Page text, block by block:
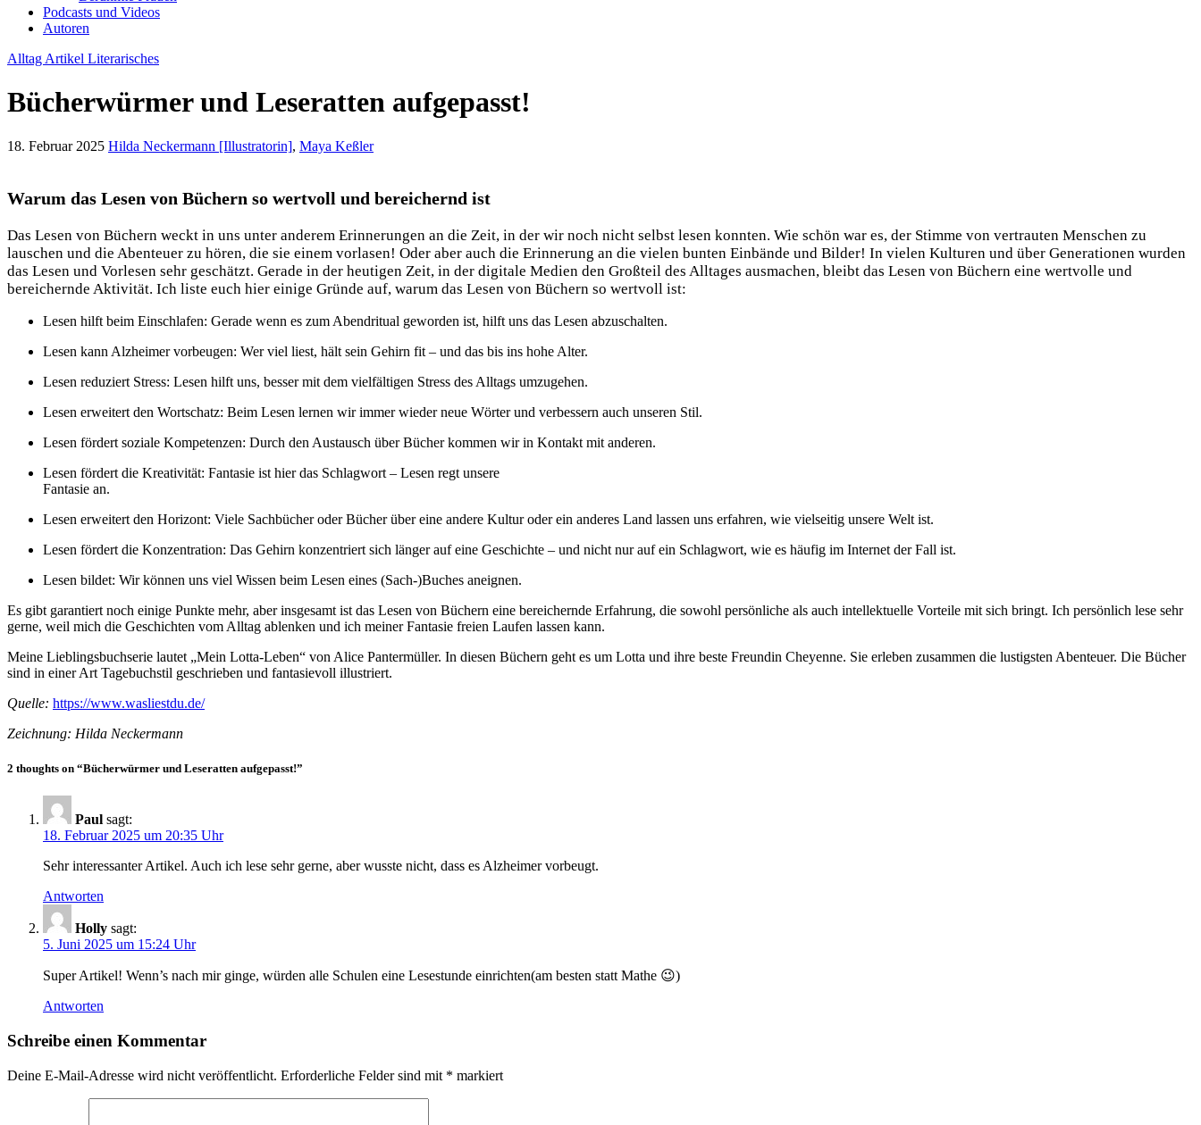
Podcasts und Videos
Autoren
Alltag Artikel Literarisches
Bücherwürmer und Leseratten aufgepasst!
18. Februar 2025 Hilda Neckermann [Illustratorin], Maya Keßler
Warum das Lesen von Büchern so wertvoll und bereichernd ist
Das Lesen von Büchern weckt in uns unter anderem Erinnerungen an die Zeit, in der wir noch nicht selbst lesen konnten. Wie schön war es, der Stimme von vertrauten Menschen zu
lauschen und die Abenteuer zu hören, die sie einem vorlasen! Oder aber auch die Erinnerung an die vielen bunten Einbände und Bilder! In vielen Kulturen und über Generationen wurden
das Lesen und Vorlesen sehr geschätzt. Gerade in der heutigen Zeit, in der digitale Medien den Großteil des Alltages ausmachen, bleibt das Lesen von Büchern eine wertvolle und
bereichernde Aktivität. Ich liste euch hier einige Gründe auf, warum das Lesen von Büchern so wertvoll ist:
Lesen hilft beim Einschlafen: Gerade wenn es zum Abendritual geworden ist, hilft uns das Lesen abzuschalten.
Lesen kann Alzheimer vorbeugen: Wer viel liest, hält sein Gehirn fit – und das bis ins hohe Alter.
Lesen reduziert Stress: Lesen hilft uns, besser mit dem vielfältigen Stress des Alltags umzugehen.
Lesen erweitert den Wortschatz: Beim Lesen lernen wir immer wieder neue Wörter und verbessern auch unseren Stil.
Lesen fördert soziale Kompetenzen: Durch den Austausch über Bücher kommen wir in Kontakt mit anderen.
Lesen fördert die Kreativität: Fantasie ist hier das Schlagwort – Lesen regt unsere
Fantasie an.
Lesen erweitert den Horizont: Viele Sachbücher oder Bücher über eine andere Kultur oder ein anderes Land lassen uns erfahren, wie vielseitig unsere Welt ist.
Lesen fördert die Konzentration: Das Gehirn konzentriert sich länger auf eine Geschichte – und nicht nur auf ein Schlagwort, wie es häufig im Internet der Fall ist.
Lesen bildet: Wir können uns viel Wissen beim Lesen eines (Sach-)Buches aneignen.
Es gibt garantiert noch einige Punkte mehr, aber insgesamt ist das Lesen von Büchern eine bereichernde Erfahrung, die sowohl persönliche als auch intellektuelle Vorteile mit sich bringt. Ich persönlich lese sehr
gerne, weil mich die Geschichten vom Alltag ablenken und ich meiner Fantasie freien Laufen lassen kann.
Meine Lieblingsbuchserie lautet „Mein Lotta-Leben“ von Alice Pantermüller. In diesen Büchern geht es um Lotta und ihre beste Freundin Cheyenne. Sie erleben zusammen die lustigsten Abenteuer. Die Bücher
sind in einer Art Tagebuchstil geschrieben und fantasievoll illustriert.
Quelle: https://www.wasliestdu.de/
Zeichnung: Hilda Neckermann
2 thoughts on “Bücherwürmer und Leseratten aufgepasst!”
Paul sagt:
18. Februar 2025 um 20:35 Uhr
Sehr interessanter Artikel. Auch ich lese sehr gerne, aber wusste nicht, dass es Alzheimer vorbeugt.
Antworten
Holly sagt:
5. Juni 2025 um 15:24 Uhr
Super Artikel! Wenn’s nach mir ginge, würden alle Schulen eine Lesestunde einrichten(am besten statt Mathe 😉)
Antworten
Schreibe einen Kommentar
Deine E-Mail-Adresse wird nicht veröffentlicht. Erforderliche Felder sind mit * markiert